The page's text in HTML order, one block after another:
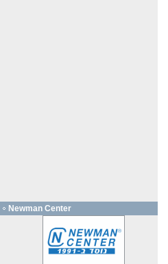
Newman Center